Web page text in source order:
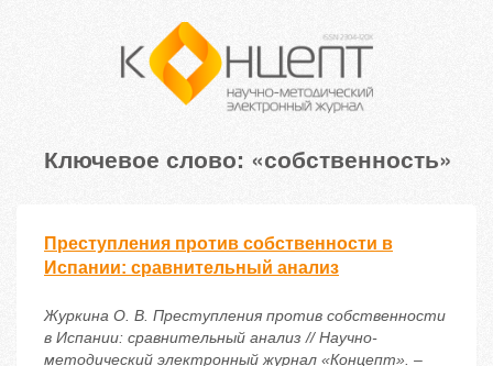
Ключевое слово: «собственность»
Преступления против собственности в
Испании: сравнительный анализ
Журкина О. В. Преступления против собственности
в Испании: сравнительный анализ // Научно-
методический электронный журнал «Концепт». –